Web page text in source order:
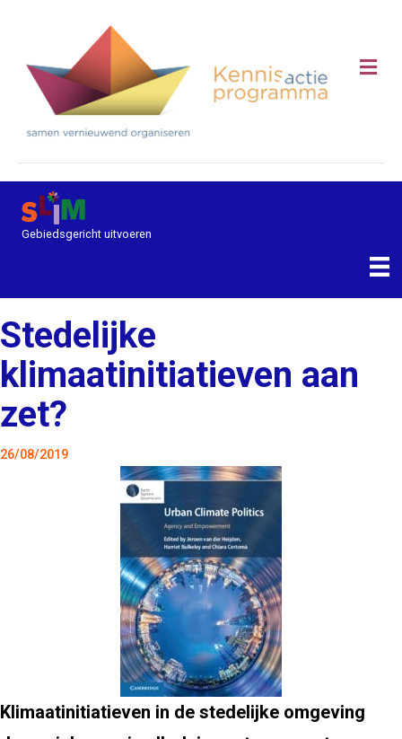
Gebiedsgericht uitvoeren
Stedelijke
klimaatinitiatieven aan
zet?
26/08/2019
Klimaatinitiatieven in de stedelijke omgeving